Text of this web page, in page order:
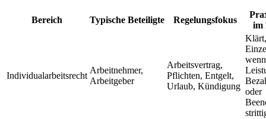
Bereich Typische Beteiligte Regelungsfokus
im
Individualarbeitsrecht
Arbeitnehmer,
Arbeitgeber
Arbeitsvertrag,
Pflichten, Entgelt,
Urlaub, Kündigung
wenn
oder